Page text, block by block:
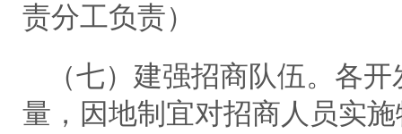
责分工负责）
（七）建强招商队伍。各
量，因地制宜对招商人员实